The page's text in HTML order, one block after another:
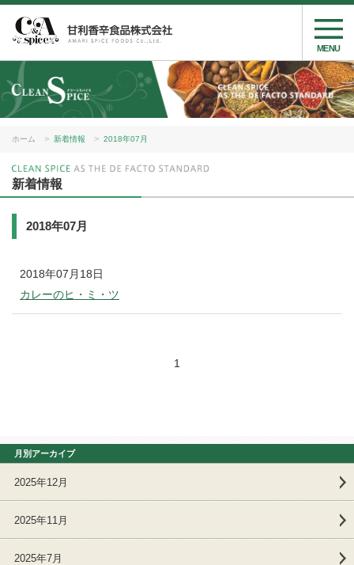
MENU
ホーム 新着情報 2018年07月
新着情報
2018年07月
2018年07月18日
カレーのヒ・ミ・ツ
1
月別アーカイブ
2025年12月
2025年11月
2025年7月